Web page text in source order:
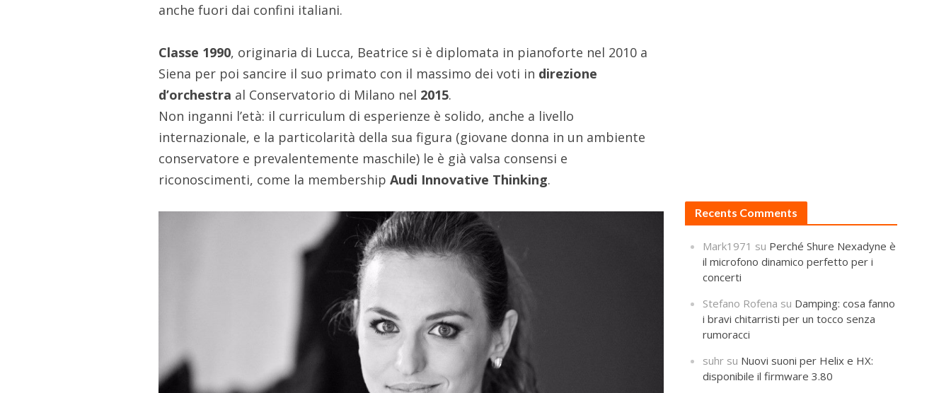
anche fuori dai confini italiani.
Classe 1990, originaria di Lucca, Beatrice si è diplomata in pianoforte nel 2010 a
Siena per poi sancire il suo primato con il massimo dei voti in direzione
d’orchestra al Conservatorio di Milano nel 2015.
Non inganni l’età: il curriculum di esperienze è solido, anche a livello
internazionale, e la particolarità della sua figura (giovane donna in un ambiente
conservatore e prevalentemente maschile) le è già valsa consensi e
riconoscimenti, come la membershipAudi Innovative Thinking.
Recents Comments
Mark1971 su Perché Shure Nexadyne è
il microfono dinamico perfetto per i
concerti
Stefano Rofena su Damping: cosa fanno
i bravi chitarristi per un tocco senza
rumoracci
suhr su Nuovi suoni per Helix e HX:
disponibile il firmware 3.80